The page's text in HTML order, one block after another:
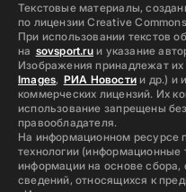
Текстовые материалы,
по лицензии Creative
При использовании текстов
на sovsport.ruи указание
Изображения принадлежат
Images, РИА Новостии др.) и
коммерческих лицензий. Их
использование запрещены
правообладателя.
На информационном ресурсе
технологии (информационные
информации на основе сбора,
сведений, относящихся к